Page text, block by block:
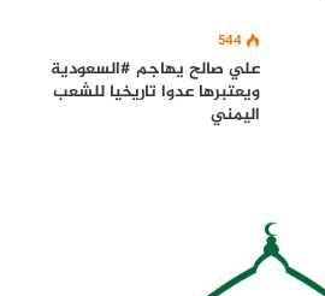
544
علي صالح يهاجم #السعودية
ويعتبرها عدوا تاريخيا للشعب
اليمني